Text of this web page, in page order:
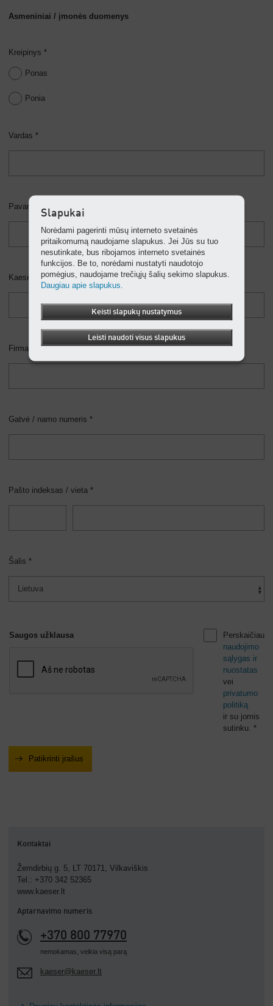
Asmeniniai / įmonės duomenys
Kreipinys *
Ponas
Ponia
Vardas *
Pavardė *
Kaeser kliento numeris
Firma *
Gatvė / namo numeris *
Pašto indeksas / vieta *
Šalis *
Saugos užklausa
Perskaičiau
naudojimo
sąlygas ir
nuostatas
vei
privatumo
politiką
ir su jomis
sutinku. *
Kontaktai
Žemdirbių g. 5, LT 70171, Vilkaviškis
Tel.: +370 342 52365
www.kaeser.lt
Aptarnavimo numeris
+370 800 77970
nemokamas, veikia visą parą
kaeser@kaeser.lt
Slapukai
Norėdami pagerinti mūsų interneto svetainės
pritaikomumą naudojame slapukus. Jei Jūs su tuo
nesutinkate, bus ribojamos interneto svetainės
funkcijos. Be to, norėdami nustatyti naudotojo
pomėgius, naudojame trečiųjų šalių sekimo slapukus.
Daugiau apie slapukus.
Keisti slapukų nustatymus
Leisti naudoti visus slapukus